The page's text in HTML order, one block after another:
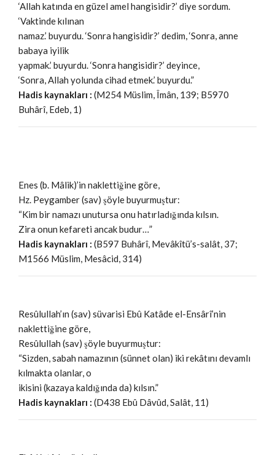
‘Allah katında en güzel amel hangisidir?’ diye sordum.
‘Vaktinde kılınan
namaz.’ buyurdu. ‘Sonra hangisidir?’ dedim, ‘Sonra, anne
babaya iyilik
yapmak.’ buyurdu. ‘Sonra hangisidir?’ deyince,
‘Sonra, Allah yolunda cihad etmek.’ buyurdu.”
Hadis kaynakları : (M254 Müslim, Îmân, 139; B5970
Buhârî, Edeb, 1)
Enes (b. Mâlik)’in naklettiğine göre,
Hz. Peygamber (sav) şöyle buyurmuştur:
“Kim bir namazı unutursa onu hatırladığında kılsın.
Zira onun kefareti ancak budur…”
Hadis kaynakları : (B597 Buhârî, Mevâkîtü’s-salât, 37;
M1566 Müslim, Mesâcid, 314)
Resûlullah’ın (sav) süvarisi Ebû Katâde el-Ensârî’nin
naklettiğine göre,
Resûlullah (sav) şöyle buyurmuştur:
“Sizden, sabah namazının (sünnet olan) iki rekâtını devamlı
kılmakta olanlar, o
ikisini (kazaya kaldığında da) kılsın.”
Hadis kaynakları : (D438 Ebû Dâvûd, Salât, 11)